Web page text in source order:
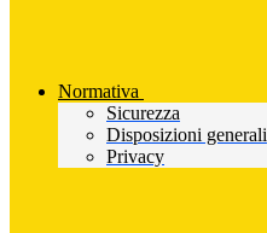
Normativa
Sicurezza
Disposizioni generali
Privacy